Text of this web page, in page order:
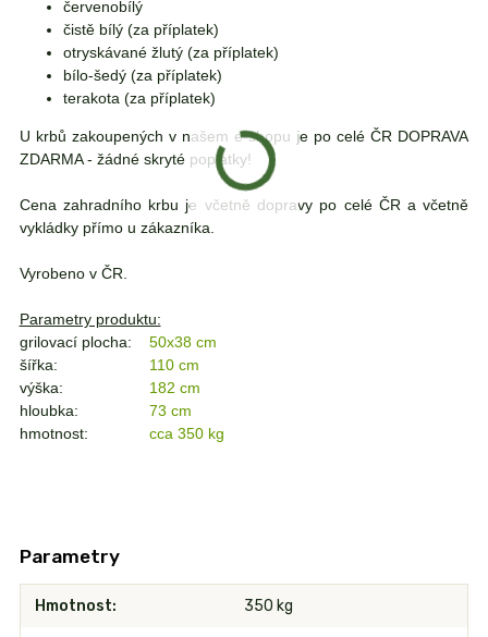
červenobílý
čistě bílý (za příplatek)
otryskávané žlutý (za příplatek)
bílo-šedý (za příplatek)
terakota (za příplatek)
U krbů zakoupených v našem e-shopu je po celé ČR DOPRAVA
ZDARMA - žádné skryté poplatky!
Cena zahradního krbu je včetně dopravy po celé ČR a včetně
vykládky přímo u zákazníka.
Vyrobeno v ČR.
Parametry produktu:
grilovací plocha:
50x38 cm
šířka:
110 cm
výška:
182 cm
hloubka:
73 cm
hmotnost:
cca 350 kg
Parametry
Hmotnost 350 kg